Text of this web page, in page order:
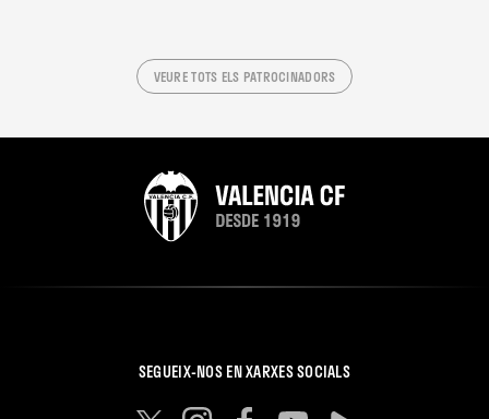
VEURE TOTS ELS PATROCINADORS
SEGUEIX-NOS EN XARXES SOCIALS